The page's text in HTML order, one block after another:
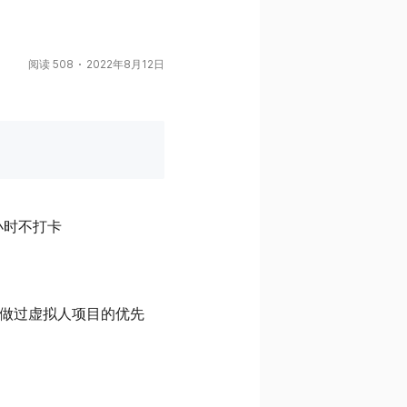
阅读 508 2022年8月12日
不打卡
过虚拟人项目的优先